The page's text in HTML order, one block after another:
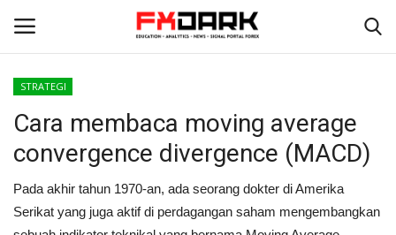
Home
PROFIRM
STRATEGI
Cara membaca moving average
convergence divergence (MACD)
Pada akhir tahun 1970-an, ada seorang dokter di Amerika
Serikat yang juga aktif di perdagangan saham mengembangkan